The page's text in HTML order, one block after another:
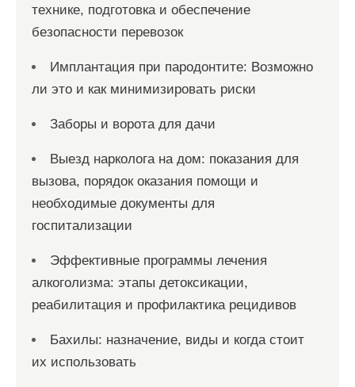
технике, подготовка и обеспечение
безопасности перевозок
Имплантация при пародонтите: Возможно
ли это и как минимизировать риски
Заборы и ворота для дачи
Выезд нарколога на дом: показания для
вызова, порядок оказания помощи и
необходимые документы для
госпитализации
Эффективные программы лечения
алкоголизма: этапы детоксикации,
реабилитация и профилактика рецидивов
Бахилы: назначение, виды и когда стоит
их использовать